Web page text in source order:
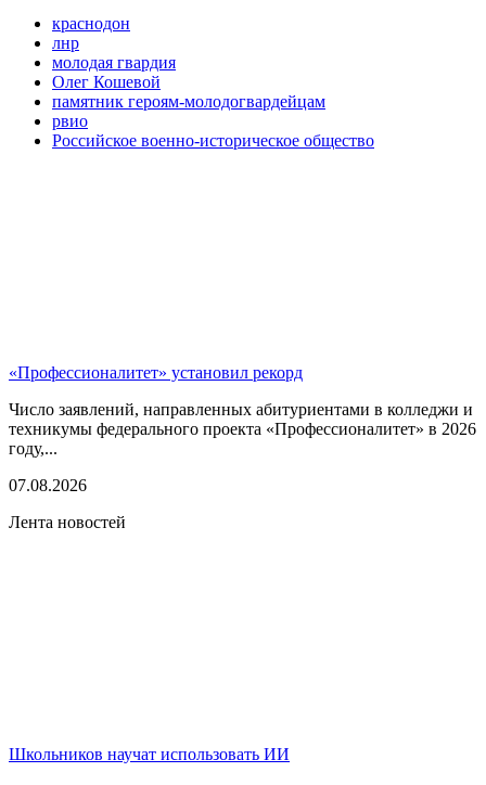
краснодон
лнр
молодая гвардия
Олег Кошевой
памятник героям-молодогвардейцам
рвио
Российское военно-историческое общество
«Профессионалитет» установил рекорд
Число заявлений, направленных абитуриентами в колледжи и
техникумы федерального проекта «Профессионалитет» в 2026
году,...
07.08.2026
Лента новостей
Школьников научат использовать ИИ